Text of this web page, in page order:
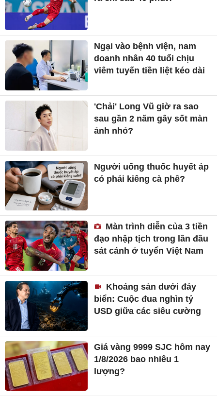
Ngại vào bệnh viện, nam
doanh nhân 40 tuổi chịu
viêm tuyến tiền liệt kéo dài
'Chải' Long Vũ giờ ra sao
sau gần 2 năm gây sốt màn
ảnh nhỏ?
Người uống thuốc huyết áp
có phải kiêng cà phê?
Màn trình diễn của 3 tiền
đạo nhập tịch trong lần đầu
sát cánh ở tuyển Việt Nam
Khoáng sản dưới đáy
biển: Cuộc đua nghìn tỷ
USD giữa các siêu cường
Giá vàng 9999 SJC hôm nay
1/8/2026 bao nhiêu 1
lượng?